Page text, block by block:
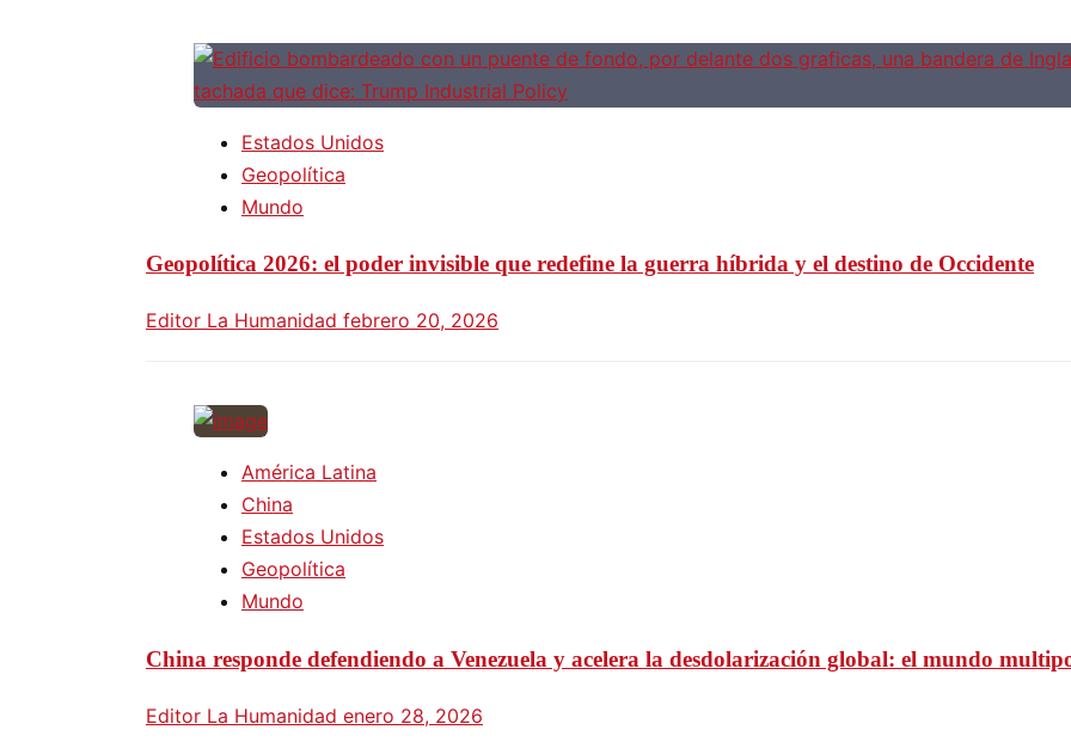
Estados Unidos
Geopolítica
Mundo
Geopolítica 2026: el poder invisible que redefine la guerra híbrida y el destino de Occidente
Editor La Humanidad febrero 20, 2026
América Latina
China
Estados Unidos
Geopolítica
Mundo
China responde defendiendo a Venezuela y acelera la desdolarización global: el mundo
Editor La Humanidad enero 28, 2026